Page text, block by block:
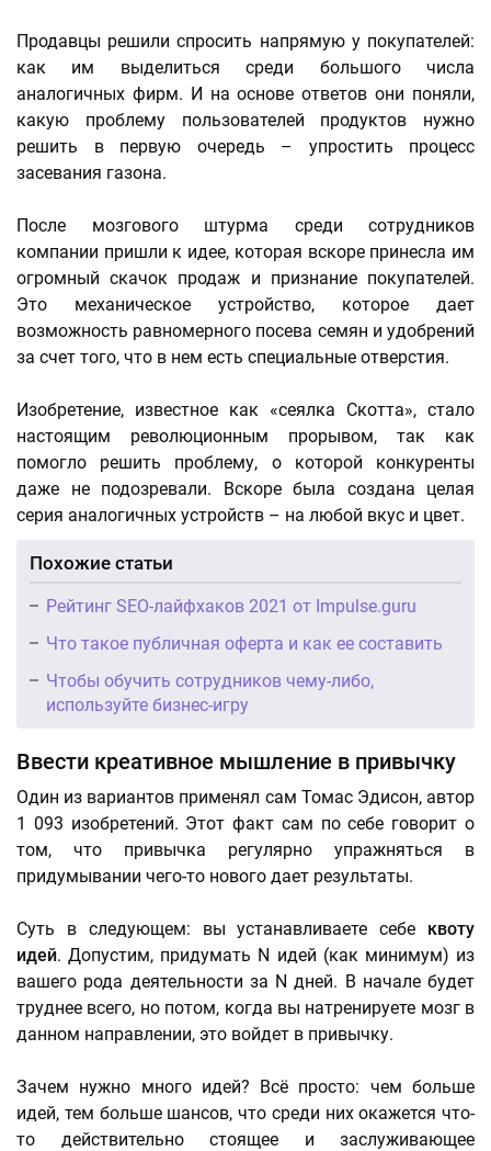
Продавцы решили спросить напрямую у покупателей:
как им выделиться среди большого числа
аналогичных фирм. И на основе ответов они поняли,
какую проблему пользователей продуктов нужно
решить в первую очередь – упростить процесс
засевания газона.
После мозгового штурма среди сотрудников
компании пришли к идее, которая вскоре принесла им
огромный скачок продаж и признание покупателей.
Это механическое устройство, которое дает
возможность равномерного посева семян и удобрений
за счет того, что в нем есть специальные отверстия.
Изобретение, известное как «сеялка Скотта», стало
настоящим революционным прорывом, так как
помогло решить проблему, о которой конкуренты
даже не подозревали. Вскоре была создана целая
серия аналогичных устройств – на любой вкус и цвет.
Похожие статьи
Рейтинг SEO-лайфхаков 2021 от Impulse.guru
Что такое публичная оферта и как ее составить
Чтобы обучить сотрудников чему-либо,
используйте бизнес-игру
Ввести креативное мышление в привычку
Один из вариантов применял сам Томас Эдисон, автор
1 093 изобретений. Этот факт сам по себе говорит о
том, что привычка регулярно упражняться в
придумывании чего-то нового дает результаты.
Суть в следующем: вы устанавливаете себе квоту
идей. Допустим, придумать N идей (как минимум) из
вашего рода деятельности за N дней. В начале будет
труднее всего, но потом, когда вы натренируете мозг в
данном направлении, это войдет в привычку.
Зачем нужно много идей? Всё просто: чем больше
идей, тем больше шансов, что среди них окажется что-
то действительно стоящее и заслуживающее